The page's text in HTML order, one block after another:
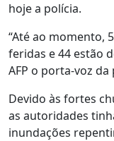
hoje a polícia.
“Até ao momento,
feridas e 44 estão
AFP o porta-voz
Devido às fortes
as autoridades
inundações